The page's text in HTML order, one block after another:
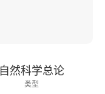
自然科学总论
类型